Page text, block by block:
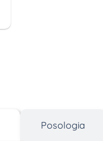
Posologia